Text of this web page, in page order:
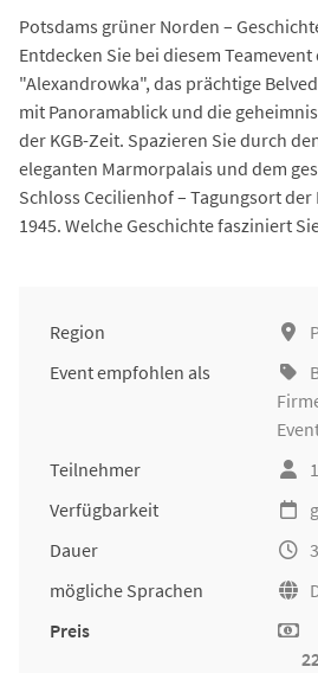
Potsdams grüner Norden –
Entdecken Sie bei diesem
"Alexandrowka", das prächtige
mit Panoramablick und die
der KGB-Zeit. Spazieren Sie durch
eleganten Marmorpalais und dem
Schloss Cecilienhof – Tagungsort
1945. Welche Geschichte fasziniert
Region
Event empfohlen als
Teilnehmer
Verfügbarkeit
Dauer
mögliche Sprachen
Preis